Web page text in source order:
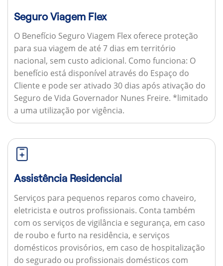
Seguro Viagem Flex
O Benefício Seguro Viagem Flex oferece proteção
para sua viagem de até 7 dias em território
nacional, sem custo adicional. Como funciona: O
benefício está disponível através do Espaço do
Cliente e pode ser ativado 30 dias após ativação do
Seguro de Vida Governador Nunes Freire. *limitado
a uma utilização por vigência.
Assistência Residencial
Serviços para pequenos reparos como chaveiro,
eletricista e outros profissionais. Conta também
com os serviços de vigilância e segurança, em caso
de roubo e furto na residência, e serviços
domésticos provisórios, em caso de hospitalização
do segurado ou profissionais domésticos com